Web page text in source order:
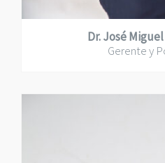
Dr. José
Gerente y